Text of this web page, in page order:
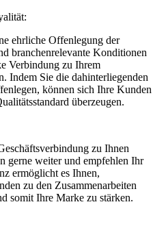
ehrliche‍ Offenlegung der
branchenrelevante Konditionen
Verbindung ⁤zu Ihrem
Indem Sie ‍die dahinterliegenden
können ⁢sich Ihre Kunden
überzeugen.
zu ​Ihnen⁣
gerne weiter und empfehlen Ihr
ermöglicht es ⁣Ihnen,‌
zu den ⁣Zusammenarbeiten
somit Ihre Marke zu stärken.